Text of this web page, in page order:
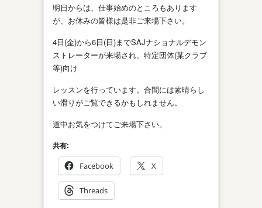
明日からは、仕事始めのところもあります
が、お休みの皆様は是非ご来場下さい。
4日(金)から6日(日)までSAJナショナルデモン
ストレーターが来場され、特定団体(某クラブ
等)向け
レッスンを行っています。合間には素晴らし
い滑りがご覧できるかもしれません。
道中お気をつけてご来場下さい。
共有:
Facebook X
Threads